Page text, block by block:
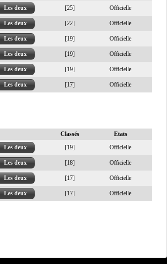
Les deux [25] Officielle
Les deux [22] Officielle
Les deux [19] Officielle
Les deux [19] Officielle
Les deux [19] Officielle
Les deux [17] Officielle
Classés
Etats
Les deux [19] Officielle
Les deux [18] Officielle
Les deux [17] Officielle
Les deux [17] Officielle